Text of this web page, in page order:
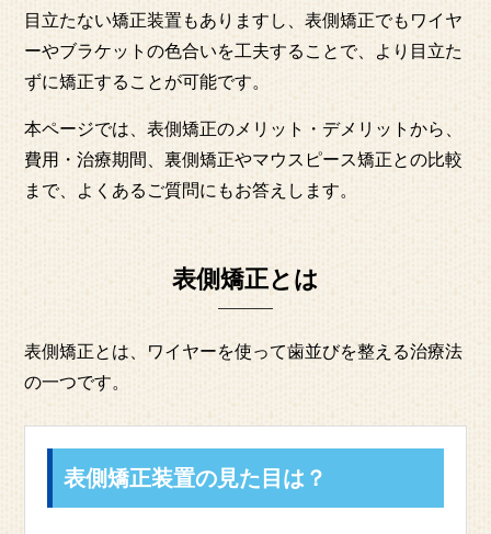
目立たない矯正装置もありますし、表側矯正でもワイヤ
ーやブラケットの色合いを工夫することで、より目立た
ずに矯正することが可能です。
本ページでは、表側矯正のメリット・デメリットから、
費用・治療期間、裏側矯正やマウスピース矯正との比較
まで、よくあるご質問にもお答えします。
表側矯正とは
表側矯正とは、ワイヤーを使って歯並びを整える治療法
の一つです。
表側矯正装置の見た目は？